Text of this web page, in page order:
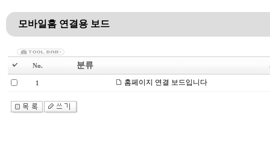
모바일홈 연결용 보드
No. 분류
1 홈페이지 연결 보드입니다